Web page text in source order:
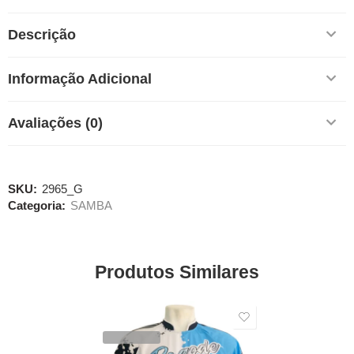
Descrição
Informação Adicional
Avaliações (0)
SKU: 2965_G
Categoria: SAMBA
Produtos Similares
VENDIDOS